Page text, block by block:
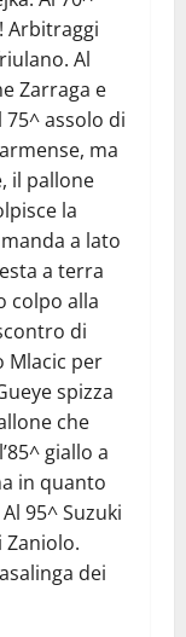
Arbitraggi
Al
Zarraga e
75^ assolo di
ma
il pallone
la
a lato
a terra
colpo alla
di
Mlacic per
spizza
che
giallo a
in quanto
95^ Suzuki
dei